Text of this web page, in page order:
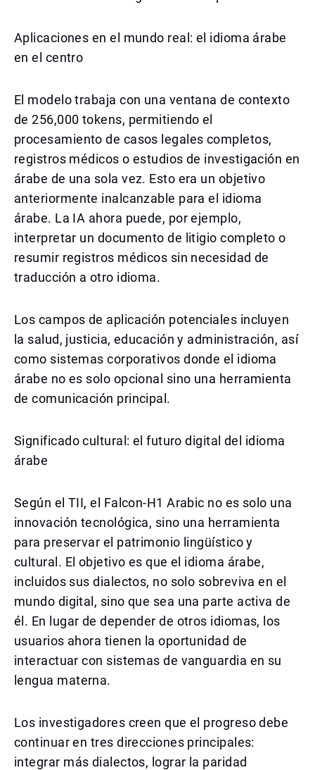
Aplicaciones en el mundo real: el idioma árabe
en el centro
El modelo trabaja con una ventana de contexto
de 256,000 tokens, permitiendo el
procesamiento de casos legales completos,
registros médicos o estudios de investigación en
árabe de una sola vez. Esto era un objetivo
anteriormente inalcanzable para el idioma
árabe. La IA ahora puede, por ejemplo,
interpretar un documento de litigio completo o
resumir registros médicos sin necesidad de
traducción a otro idioma.
Los campos de aplicación potenciales incluyen
la salud, justicia, educación y administración, así
como sistemas corporativos donde el idioma
árabe no es solo opcional sino una herramienta
de comunicación principal.
Significado cultural: el futuro digital del idioma
árabe
Según el TII, el Falcon-H1 Arabic no es solo una
innovación tecnológica, sino una herramienta
para preservar el patrimonio lingüístico y
cultural. El objetivo es que el idioma árabe,
incluidos sus dialectos, no solo sobreviva en el
mundo digital, sino que sea una parte activa de
él. En lugar de depender de otros idiomas, los
usuarios ahora tienen la oportunidad de
interactuar con sistemas de vanguardia en su
lengua materna.
Los investigadores creen que el progreso debe
continuar en tres direcciones principales:
integrar más dialectos, lograr la paridad